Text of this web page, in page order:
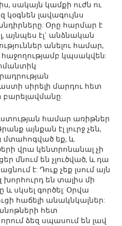
սակայն կամքի ուժն ու
կօգնեն լավագույնս
Օրը հարմար է
այնպես էլ` անձնական
անելու համար,
կպսակվեն:
սիրելի մարդու հետ
բարելավմանը:
համար առիթներ
այնքան էլ լուրջ չեն,
մտահոգված եք, և
վրա կենտրոնանալ չի
մնում են չլուծված, և դա
է: Դուք չեք լսում այն
խորհուրդ են տալիս մի
և սկսել գործել: Օրվա
հաճելի անակնկալներ:
հետ
ձեզ սպասում են լավ